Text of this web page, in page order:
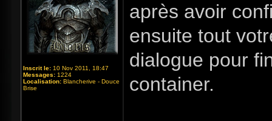
Inscrit le: 10 Nov 2011, 18:47
Messages: 1224
Localisation: Blancherive - Douce
Brise
après avoir
ensuite tout
dialogue pour
container.